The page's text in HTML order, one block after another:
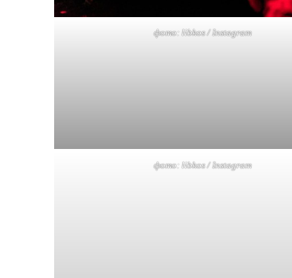
фото: libkos / Instagram
фото: libkos / Instagram